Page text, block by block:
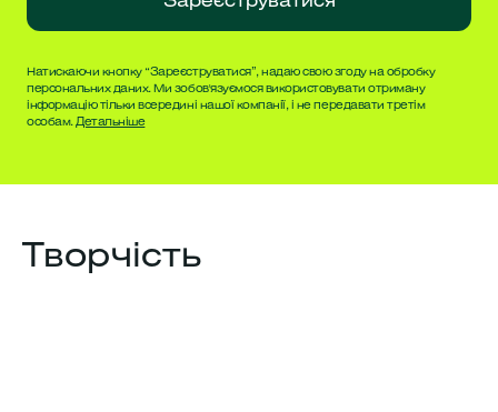
Натискаючи кнопку “Зареєструватися”, надаю свою згоду на обробку
персональних даних. Ми зобов'язуємося використовувати отриману
інформацію тільки всередині нашої компанії, і не передавати третім
особам.Детальніше
Творчість